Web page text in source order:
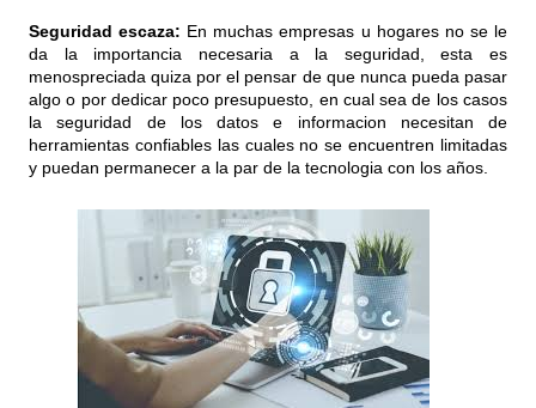
Seguridad escaza: En muchas empresas u hogares no se le
da la importancia necesaria a la seguridad, esta es
menospreciada quiza por el pensar de que nunca pueda pasar
algo o por dedicar poco presupuesto, en cual sea de los casos
la seguridad de los datos e informacion necesitan de
herramientas confiables las cuales no se encuentren limitadas
y puedan permanecer a la par de la tecnologia con los años.